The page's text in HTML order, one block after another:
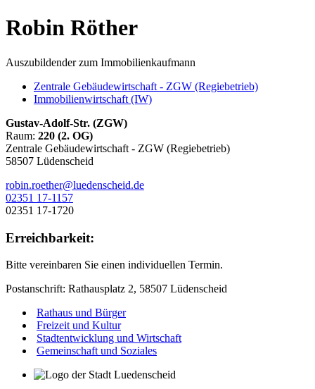
Robin Röther
Auszubildender zum Immobilienkaufmann
Zentrale Gebäudewirtschaft - ZGW (Regiebetrieb)
Immobilienwirtschaft (IW)
Gustav-Adolf-Str. (ZGW)
Raum: 220 (2. OG)
Zentrale Gebäudewirtschaft - ZGW (Regiebetrieb)
58507 Lüdenscheid
robin.roether@luedenscheid.de
02351 17-1157
02351 17-1720
Erreichbarkeit:
Bitte vereinbaren Sie einen individuellen Termin.
Postanschrift: Rathausplatz 2, 58507 Lüdenscheid
Rathaus und Bürger
Freizeit und Kultur
Stadtentwicklung und Wirtschaft
Gemeinschaft und Soziales